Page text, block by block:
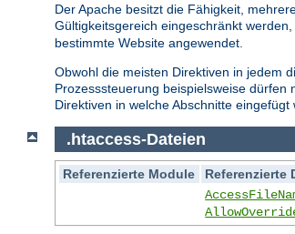
Der Apache besitzt die Fähigkeit,
Gültigkeitsgereich eingeschränkt
bestimmte Website angewendet.
Obwohl die meisten Direktiven in jedem
Prozesssteuerung beispielsweise
Direktiven in welche Abschnitte
.htaccess-Dateien
Referenzierte Module
Referenzierte